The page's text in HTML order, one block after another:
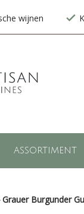
wijnen
ASSORTIMENT
Grauer Burgunder